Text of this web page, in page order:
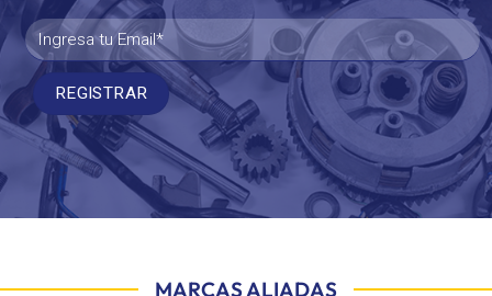
MARCAS ALIADAS